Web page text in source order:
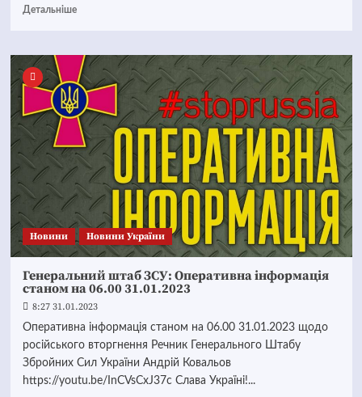
Детальніше
Новини Новини України
Генеральний штаб ЗСУ: Оперативна інформація
станом на 06.00 31.01.2023
8:27 31.01.2023
Оперативна інформація станом на 06.00 31.01.2023 щодо
російського вторгнення Речник Генерального Штабу
Збройних Сил України Андрій Ковальов
https://youtu.be/InCVsCxJ37c Слава Україні!...